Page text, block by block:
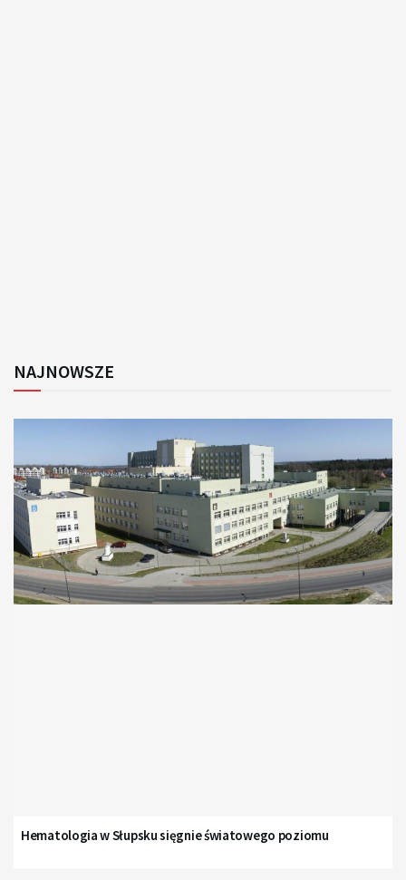
NAJNOWSZE
Hematologia w Słupsku sięgnie światowego poziomu